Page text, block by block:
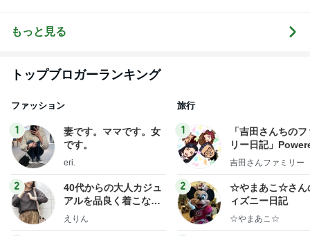
もっと見る
トップブロガーランキング
ファッション
1
妻です。ママです。女
です。
eri.
2
40代からの大人カジュ
アルを品良く着こなす
ファッションブログ
えりん
旅行
1
「吉田さんちの
リー日記」
y Ameba 吉田さ
ミリーオフィシャ
ログ
吉田さんファミリー
2
☆やまあこ☆さん
ィズニー日記
☆やまあこ☆